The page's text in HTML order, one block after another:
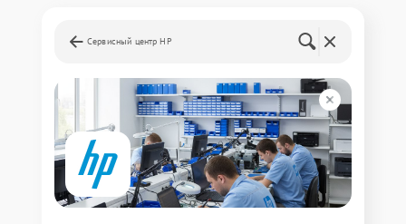
Сервисный центр HP